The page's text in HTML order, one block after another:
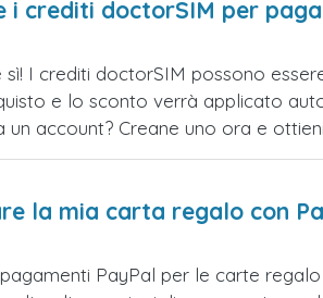
i crediti doctorSIM per
sì! I crediti doctorSIM possono
e lo sconto verrà applicato
un account? Creane uno ora e
la mia carta regalo con
PayPal per le carte